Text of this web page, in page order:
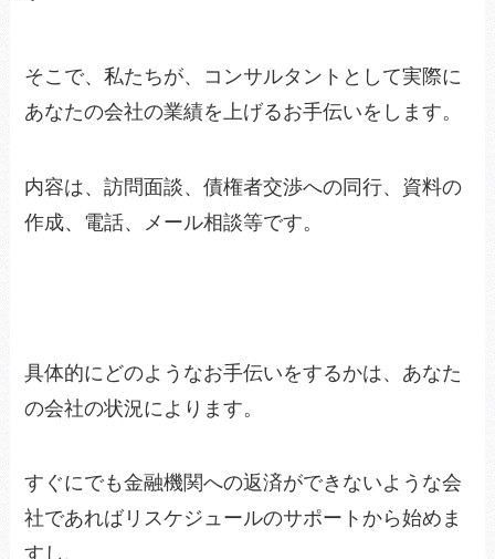
そこで、私たちが、コンサルタントとして実際に
あなたの会社の業績を上げるお手伝いをします。
内容は、訪問面談、債権者交渉への同行、資料の
作成、電話、メール相談等です。
具体的にどのようなお手伝いをするかは、あなた
の会社の状況によります。
すぐにでも金融機関への返済ができないような会
社であればリスケジュールのサポートから始めま
すし、